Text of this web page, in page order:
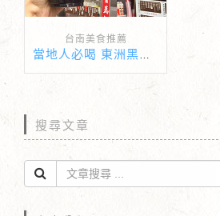
台南美食推薦
當地人必喝 東洲黑蛋奶
搜尋文章